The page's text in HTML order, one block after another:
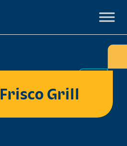
Frisco Grill